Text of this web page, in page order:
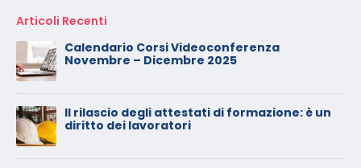
Articoli Recenti
Calendario Corsi Videoconferenza
Novembre – Dicembre 2025
Il rilascio degli attestati di formazione: è un
diritto dei lavoratori